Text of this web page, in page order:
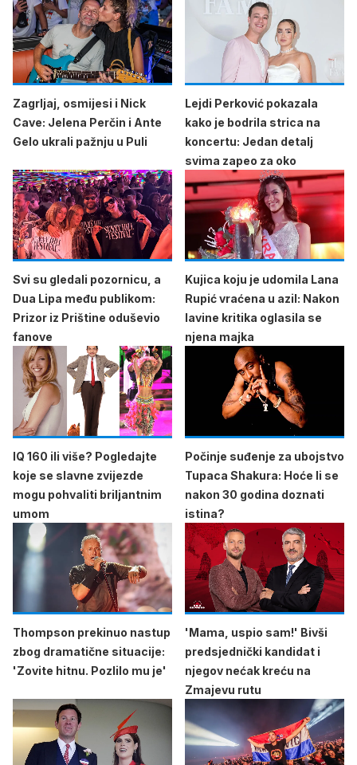
Zagrljaj, osmijesi i Nick
Cave: Jelena Perčin i Ante
Gelo ukrali pažnju u Puli
Lejdi Perković pokazala
kako je bodrila strica na
koncertu: Jedan detalj
svima zapeo za oko
Svi su gledali pozornicu, a
Dua Lipa među publikom:
Prizor iz Prištine oduševio
fanove
Kujica koju je udomila Lana
Rupić vraćena u azil: Nakon
lavine kritika oglasila se
njena majka
IQ 160 ili više? Pogledajte
koje se slavne zvijezde
mogu pohvaliti briljantnim
umom
Počinje suđenje za ubojstvo
Tupaca Shakura: Hoće li se
nakon 30 godina doznati
istina?
Thompson prekinuo nastup
zbog dramatične situacije:
'Zovite hitnu. Pozlilo mu je'
'Mama, uspio sam!' Bivši
predsjednički kandidat i
njegov nećak kreću na
Zmajevu rutu